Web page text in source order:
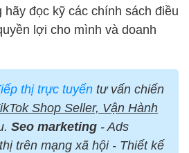
hãy đọc kỹ các chính sách điều
lợi cho mình và doanh
thị trực tuyến tư vấn chiến
Shop Seller, Vận Hành
Seo marketing - Ads
trên mạng xã hội - Thiết kế